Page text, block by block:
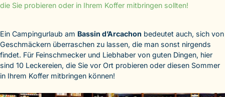
die Sie probieren oder in Ihrem Koffer mitbringen sollten!
Ein Campingurlaub am Bassin d’Arcachon bedeutet auch, sich von
Geschmäckern überraschen zu lassen, die man sonst nirgends
findet. Für Feinschmecker und Liebhaber von guten Dingen, hier
sind 10 Leckereien, die Sie vor Ort probieren oder diesen Sommer
in Ihrem Koffer mitbringen können!